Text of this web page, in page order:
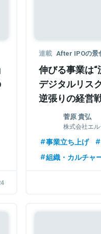
連載 After IPOの景
伸びる事業は“
デジタルリス
逆張りの経営
菅原 貴弘
株式会社エ
事業立ち上げ
組織・カルチャ